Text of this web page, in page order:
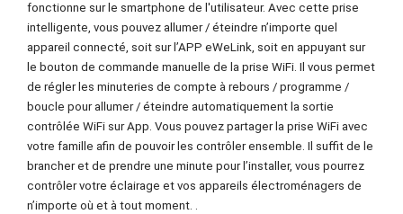
fonctionne sur le smartphone de l'utilisateur. Avec cette prise
intelligente, vous pouvez allumer / éteindre n’importe quel
appareil connecté, soit sur l’APP eWeLink, soit en appuyant sur
le bouton de commande manuelle de la prise WiFi. Il vous permet
de régler les minuteries de compte à rebours / programme /
boucle pour allumer / éteindre automatiquement la sortie
contrôlée WiFi sur App. Vous pouvez partager la prise WiFi avec
votre famille afin de pouvoir les contrôler ensemble. Il suffit de le
brancher et de prendre une minute pour l’installer, vous pourrez
contrôler votre éclairage et vos appareils électroménagers de
n’importe où et à tout moment. .